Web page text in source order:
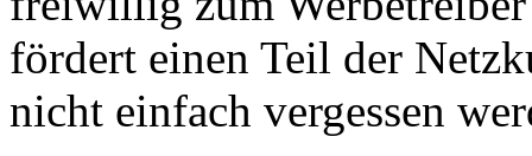
fördert einen Teil der
nicht einfach vergessen